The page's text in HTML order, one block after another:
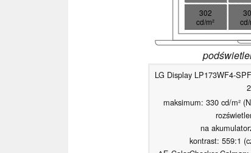
302
cd/m²
cd/
LG Display LP173WF4-
2
maksimum: 330 cd/m²
na
kontrast: 559:1